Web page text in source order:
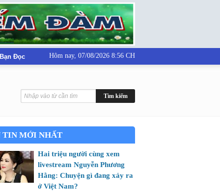
Đọc Hôm nay, 07/08/2026 8:56 CH
TIN MỚI NHẤT
Hai triệu người cùng xem
livestream Nguyễn Phương
Hằng: Chuyện gì đang xảy ra
ở Việt Nam?